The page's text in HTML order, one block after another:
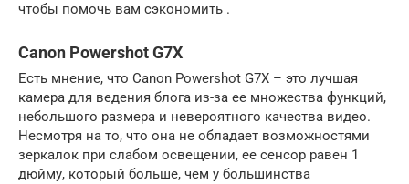
чтобы помочь вам сэкономить .
Canon Powershot G7X
Есть мнение, что Canon Powershot G7X – это лучшая
камера для ведения блога из-за ее множества функций,
небольшого размера и невероятного качества видео.
Несмотря на то, что она не обладает возможностями
зеркалок при слабом освещении, ее сенсор равен 1
дюйму, который больше, чем у большинства